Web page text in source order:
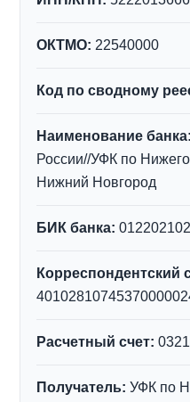
ОКТМО: 22540000
Код по сводному
Наименование банка:
России//УФК по
Нижний Новгород
БИК банка: 012202102
Корреспондентский
Расчетный счет:
Получатель: УФК по